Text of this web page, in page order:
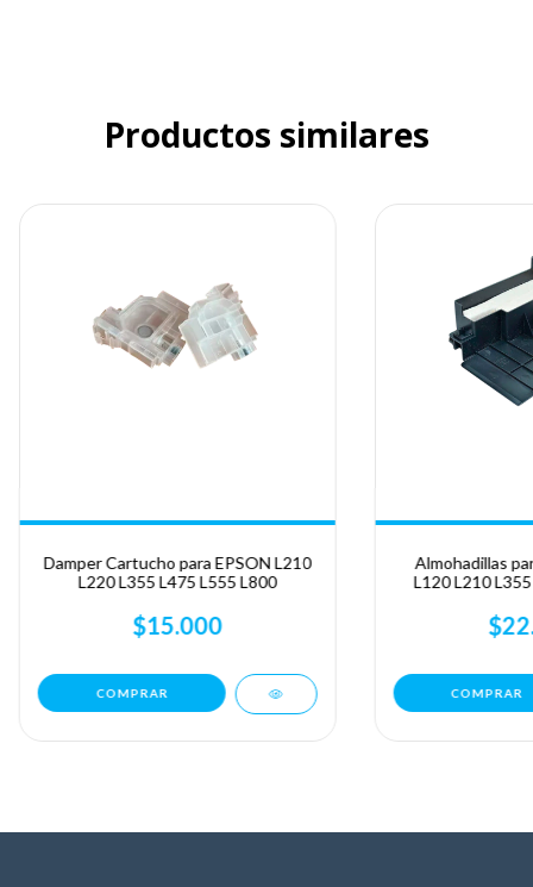
Productos similares
Damper Cartucho para EPSON L210
L220 L355 L475 L555 L800
$15.000
Almohadillas
L120 L210